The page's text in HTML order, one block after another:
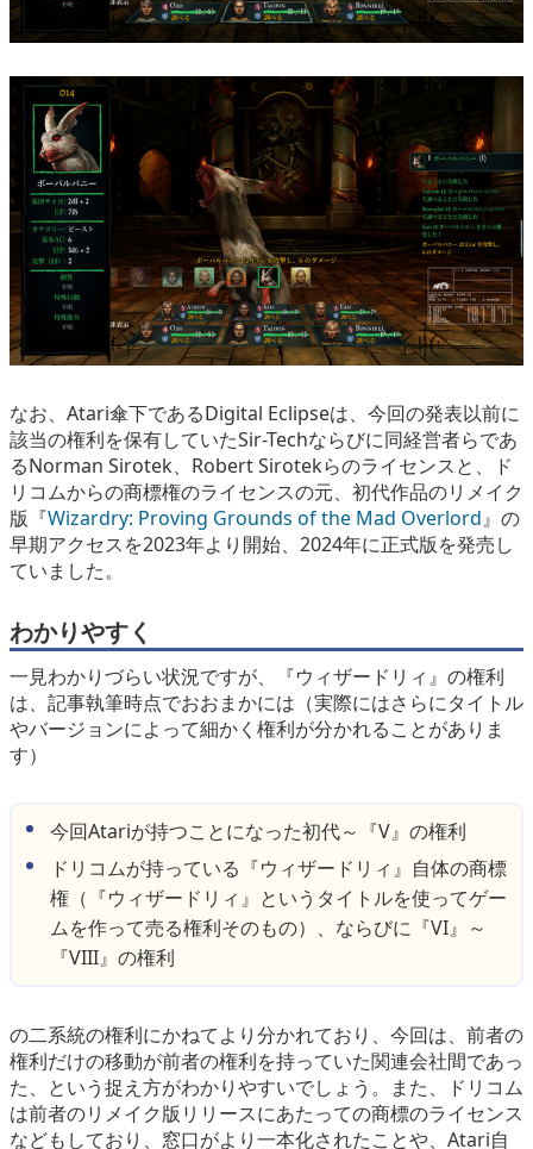
なお、Atari傘下であるDigital Eclipseは、今回の発表以前に
該当の権利を保有していたSir-Techならびに同経営者らであ
るNorman Sirotek、Robert Sirotekらのライセンスと、ド
リコムからの商標権のライセンスの元、初代作品のリメイク
版『Wizardry: Proving Grounds of the Mad Overlord』の
早期アクセスを2023年より開始、2024年に正式版を発売し
ていました。
わかりやすく
一見わかりづらい状況ですが、『ウィザードリィ』の権利
は、記事執筆時点でおおまかには（実際にはさらにタイトル
やバージョンによって細かく権利が分かれることがありま
す）
今回Atariが持つことになった初代～『V』の権利
ドリコムが持っている『ウィザードリィ』自体の商標
権（『ウィザードリィ』というタイトルを使ってゲー
ムを作って売る権利そのもの）、ならびに『VI』～
『VIII』の権利
の二系統の権利にかねてより分かれており、今回は、前者の
権利だけの移動が前者の権利を持っていた関連会社間であっ
た、という捉え方がわかりやすいでしょう。また、ドリコム
は前者のリメイク版リリースにあたっての商標のライセンス
などもしており、窓口がより一本化されたことや、Atari自